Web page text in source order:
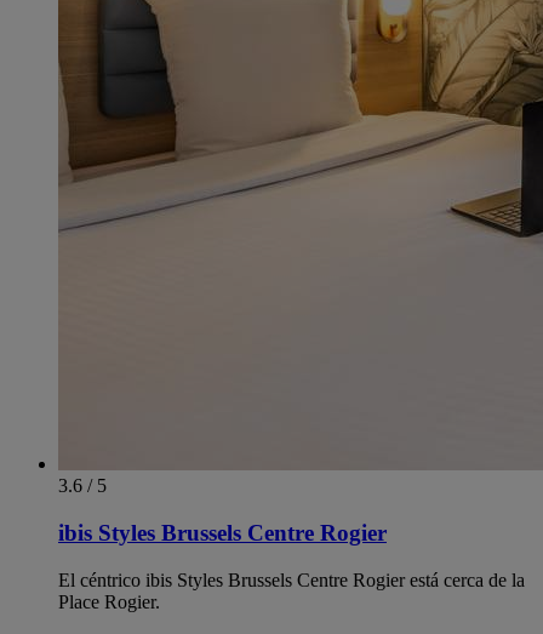
3.6 / 5
ibis Styles Brussels Centre Rogier
El céntrico ibis Styles Brussels Centre Rogier está cerca de la
Place Rogier.